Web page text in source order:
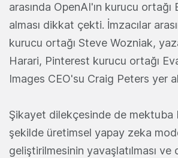
arasında OpenAI'ın kurucu ortağı
alması dikkat çekti. İmzacılar
kurucu ortağı Steve Wozniak,
Harari, Pinterest kurucu ortağı
Images CEO'su Craig Peters yer
Şikayet dilekçesinde de mektuba
şekilde üretimsel yapay zeka
geliştirilmesinin yavaşlatılması ve